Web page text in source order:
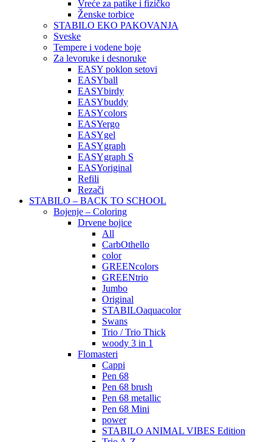
Vreće za patike i fizičko
Ženske torbice
STABILO EKO PAKOVANJA
Sveske
Tempere i vodene boje
Za levoruke i desnoruke
EASY poklon setovi
EASYball
EASYbirdy
EASYbuddy
EASYcolors
EASYergo
EASYgel
EASYgraph
EASYgraph S
EASYoriginal
Refili
Rezači
STABILO – BACK TO SCHOOL
Bojenje – Coloring
Drvene bojice
All
CarbOthello
color
GREENcolors
GREENtrio
Jumbo
Original
STABILOaquacolor
Swans
Trio / Trio Thick
woody 3 in 1
Flomasteri
Cappi
Pen 68
Pen 68 brush
Pen 68 metallic
Pen 68 Mini
power
STABILO ANIMAL VIBES Edition